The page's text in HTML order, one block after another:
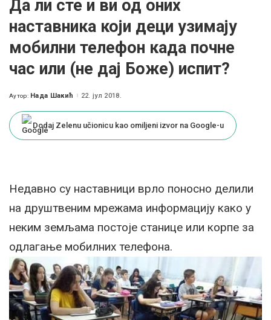
Да ли сте и ви од оних
наставника који деци узимају
мобилни телефон када почне
час или (не дај Боже) испит?
Posted
Аутор: Нада Шакић 22. јул 2018.
Dodaj Zelenu učionicu kao omiljeni izvor na Google-u
Недавно су наставници врло поносно делили
на друштвеним мрежама информацију како у
неким земљама постоје станице или корпе за
одлагање мобилних телефона.